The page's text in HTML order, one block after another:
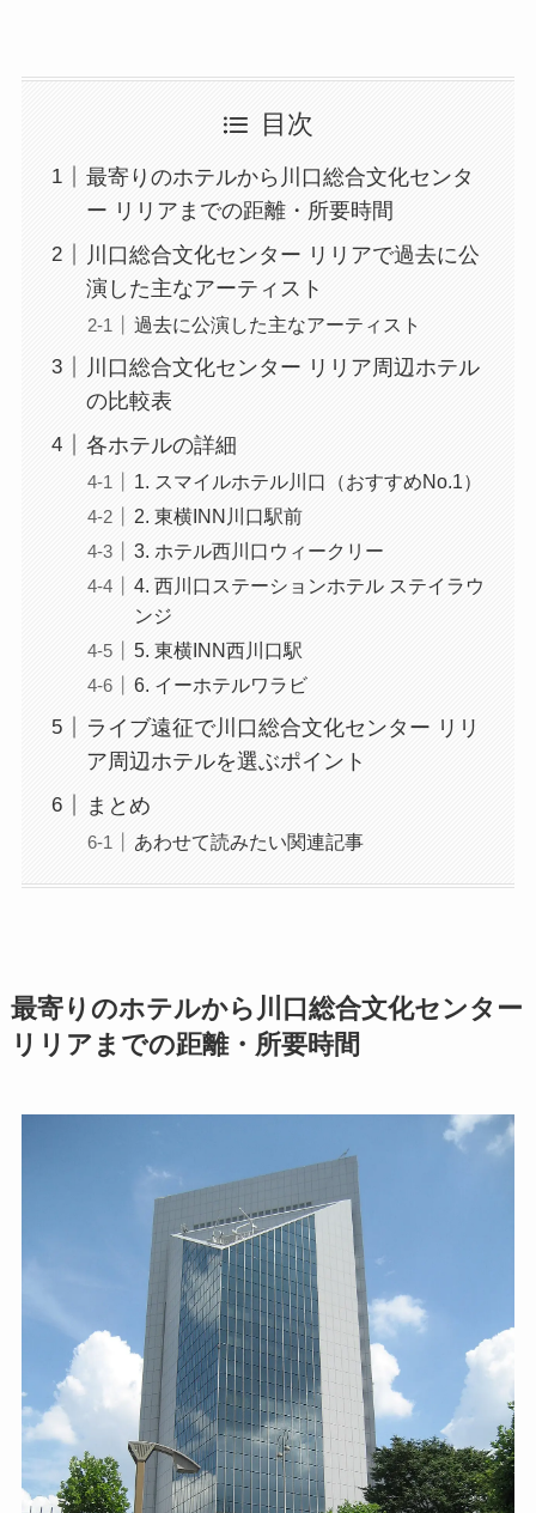
目次
最寄りのホテルから川口総合文化センタ
ー リリアまでの距離・所要時間
川口総合文化センター リリアで過去に公
演した主なアーティスト
過去に公演した主なアーティスト
川口総合文化センター リリア周辺ホテル
の比較表
各ホテルの詳細
1. スマイルホテル川口（おすすめNo.1）
2. 東横INN川口駅前
3. ホテル西川口ウィークリー
4. 西川口ステーションホテル ステイラウ
ンジ
5. 東横INN西川口駅
6. イーホテルワラビ
ライブ遠征で川口総合文化センター リリ
ア周辺ホテルを選ぶポイント
まとめ
あわせて読みたい関連記事
最寄りのホテルから川口総合文化センター
リリアまでの距離・所要時間